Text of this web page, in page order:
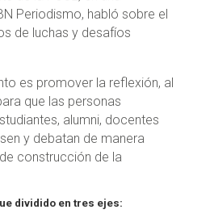
Periodismo, habló sobre el
de luchas y desafíos
es promover la reflexión, al
que las personas
alumni, docentes
y debatan de manera
construcción de la
dividido en tres ejes: